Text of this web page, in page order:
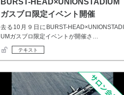
BURST-HEAD×UNIONSTADIUM
ガスブロ限定イベント開催
去る10月９日にBURST-HEAD×UNIONSTADI
UMガスブロ限定イベントが開催さ…
テキスト